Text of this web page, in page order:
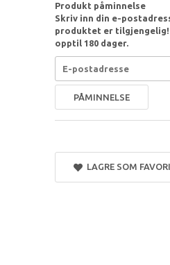
Produkt påminnelse
Skriv inn din e-
produktet er
opptil 180 dager.
PÅMINNELSE
LAGRE SOM